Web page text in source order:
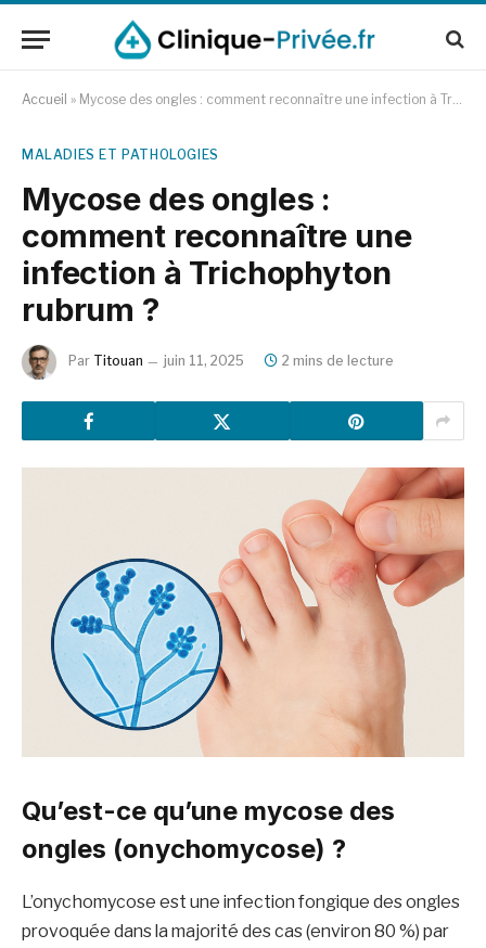
Accueil » Mycose des ongles : comment reconnaître une infection à Trichophyton rubrum ?
MALADIES ET PATHOLOGIES
Mycose des ongles :
comment reconnaître une
infection à Trichophyton
rubrum ?
Par Titouan juin 11, 2025 2 mins de lecture
Qu’est-ce qu’une mycose des
ongles (onychomycose) ?
L’onychomycose est une infection fongique des ongles
provoquée dans la majorité des cas (environ 80 %) par